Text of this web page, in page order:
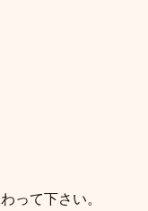
って下さい。